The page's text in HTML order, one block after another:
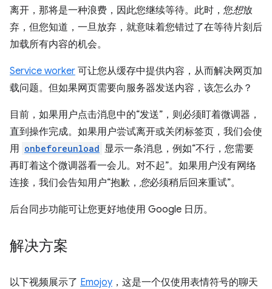
离开，那将是一种浪费，因此您继续等待。此时，您想放
弃，但您知道，一旦放弃，就意味着您错过了在等待片刻后
加载所有内容的机会。
Service worker 可让您从缓存中提供内容，从而解决网页加
载问题。但如果网页需要向服务器发送内容，该怎么办？
目前，如果用户点击消息中的“发送”，则必须盯着微调器，
直到操作完成。如果用户尝试离开或关闭标签页，我们会使
用 onbeforeunload 显示一条消息，例如“不行，您需要
再盯着这个微调器看一会儿。对不起”。如果用户没有网络
连接，我们会告知用户“抱歉， 您必须稍后回来重试”。
后台同步功能可让您更好地使用 Google 日历。
解决方案
以下视频展示了 Emojoy ，这是一个仅使用表情符号的聊天